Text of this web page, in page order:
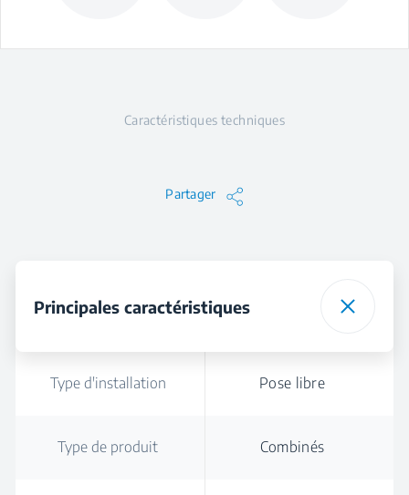
Caractéristiques techniques
Partager
Principales caractéristiques
Type d'installation Pose libre
Type de produit Combinés